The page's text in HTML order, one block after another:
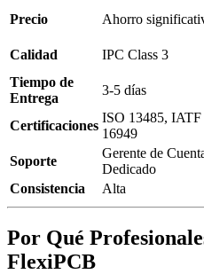
Precio
Ahorro
Calidad
IPC Class 3
Tiempo de
Entrega
3-5 días
Certificaciones
ISO 13485, IATF
16949
Soporte
Gerente de
Dedicado
Consistencia
Alta
Por Qué
FlexiPCB